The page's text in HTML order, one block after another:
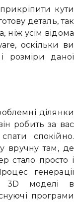
кути
деталь, так
ніж усім відома
оскільки ви
розміри даної
ділянки
робить за вас
спокійно.
вручну там, де
стало просто і
генерації
3D моделі в
програми